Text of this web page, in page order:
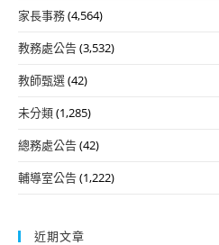
家長事務(4,564)
教務處公告(3,532)
教師甄選(42)
未分類(1,285)
總務處公告(42)
輔導室公告(1,222)
近期文章